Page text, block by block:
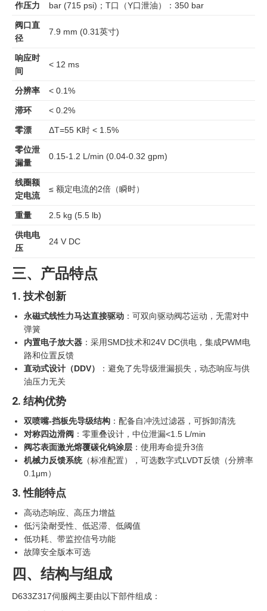
作压力
bar (715 psi)；T口（Y口泄油）：350 bar
阀口直
径
7.9 mm (0.31英寸)
响应时
间
< 12 ms
分辨率 < 0.1%
滞环 < 0.2%
零漂 ΔT=55 K时 < 1.5%
零位泄
漏量
0.15-1.2 L/min (0.04-0.32 gpm)
线圈额
定电流
≤ 额定电流的2倍（瞬时）
重量 2.5 kg (5.5 lb)
供电电
压
24 V DC
三、产品特点
1. 技术创新
永磁式线性力马达直接驱动 ：可双向驱动阀芯运动，无需对中
弹簧
内置电子放大器 ：采用SMD技术和24V DC供电，集成PWM电
路和位置反馈
直动式设计（DDV）
‍：避免了先导级泄漏损失，动态响应与供
油压力无关
2. 结构优势
双喷嘴-挡板先导级结构 ：配备自冲洗过滤器，可拆卸清洗
对称四边滑阀 ：零重叠设计，中位泄漏<1.5 L/min
阀芯表面激光熔覆碳化钨涂层 ：使用寿命提升3倍
机械力反馈系统（标准配置），可选数字式LVDT反馈（分辨率
0.1μm）
3. 性能特点
高动态响应、高压力增益
低污染耐受性、低迟滞、低阈值
低功耗、带监控信号功能
故障安全版本可选
四、结构与组成
D633Z317伺服阀主要由以下部件组成：